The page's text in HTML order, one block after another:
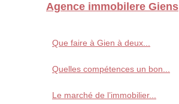
Agence immobilere Giens
Que faire à Gien à deux...
Quelles compétences un bon...
Le marché de l’immobilier...